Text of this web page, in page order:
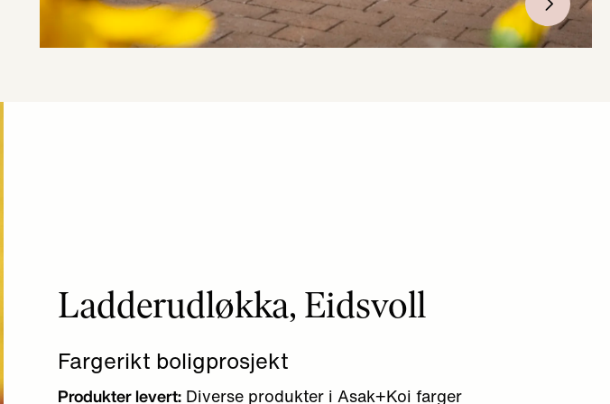
Ladderudløkka, Eidsvoll
Fargerikt boligprosjekt
Produkter levert: Diverse produkter i Asak+Koi farger